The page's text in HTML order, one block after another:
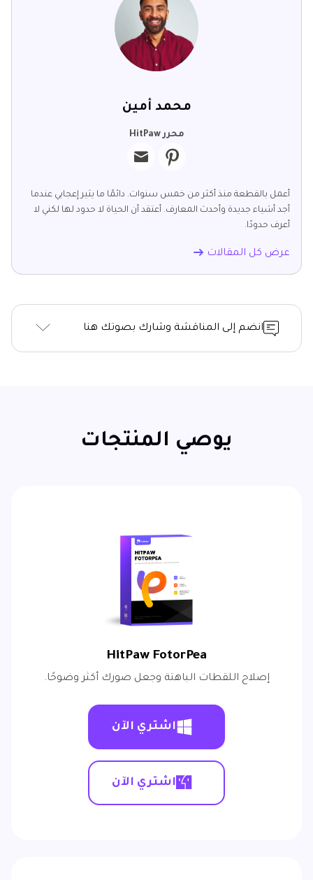
محمد أمين
محرر HitPaw
أعمل بالقطعة منذ أكثر من خمس سنوات. دائمًا ما يثير إعجابي عندما
أجد أشياء جديدة وأحدث المعارف. أعتقد أن الحياة لا حدود لها لكني لا
أعرف حدودًا.
عرض كل المقالات
انضم إلى المناقشة وشارك بصوتك هنا
يوصي المنتجات
HitPaw FotorPea
إصلاح اللقطات الباهتة وجعل صورك أكثر وضوحًا.
اشتري الآن
اشتري الآن